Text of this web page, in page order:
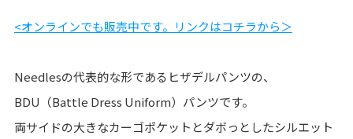
<オンラインでも販売中です。リンクはコチラから＞
Needlesの代表的な形であるヒザデルパンツの、
BDU（Battle Dress Uniform）パンツです。
両サイドの大きなカーゴポケットとダボっとしたシルエット